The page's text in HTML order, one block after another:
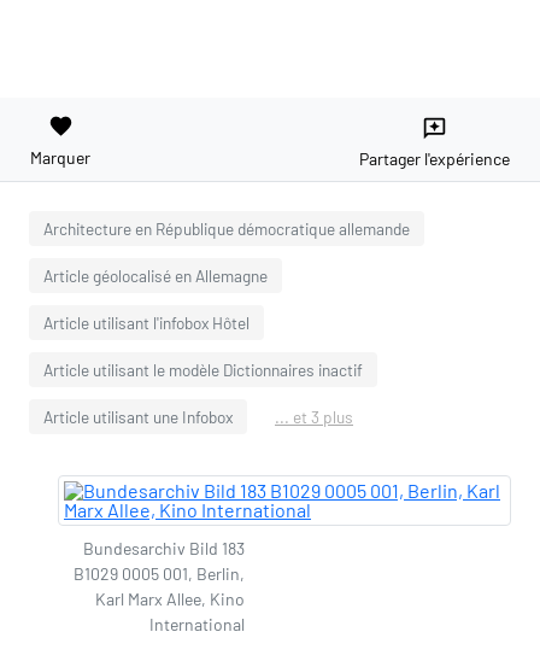
favorite
Marquer
reviews
Partager l'expérience
Architecture en République démocratique allemande
Article géolocalisé en Allemagne
Article utilisant l'infobox Hôtel
Article utilisant le modèle Dictionnaires inactif
Article utilisant une Infobox ... et 3 plus
Bundesarchiv Bild 183
B1029 0005 001, Berlin,
Karl Marx Allee, Kino
International